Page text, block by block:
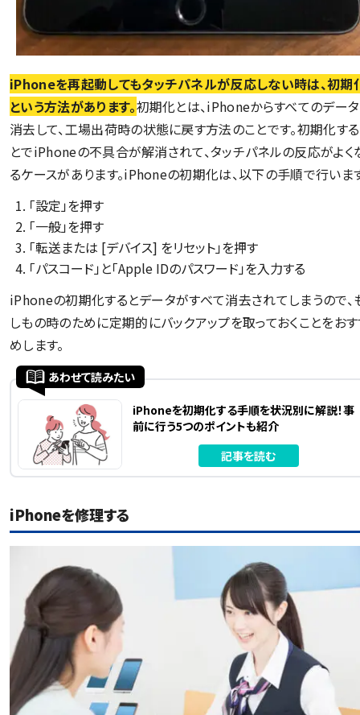
iPhoneを再起動してもタッチパネルが反応しない時は、初期
という方法があります。初期化とは、iPhoneからすべてのデー
消去して、工場出荷時の状態に戻す方法のことです。初期化す
とでiPhoneの不具合が解消されて、タッチパネルの反応がよく
るケースがあります。iPhoneの初期化は、以下の手順で行いま
「設定」を押す
「一般」を押す
「転送または [デバイス] をリセット」を押す
「パスコード」と「Apple IDのパスワード」を入力する
iPhoneの初期化するとデータがすべて消去されてしまうので、
しもの時のために定期的にバックアップを取っておくことをお
めします。
あわせて読みたい
iPhoneを初期化する手順を状況別に解説！事
前に行う5つのポイントも紹介
記事を読む
iPhoneを修理する